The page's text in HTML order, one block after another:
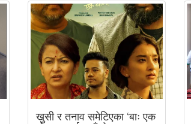
खुसी र तनाव समेटिएका ‘बाः एक